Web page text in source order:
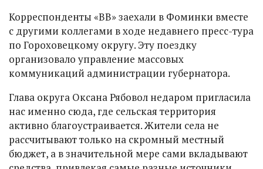
Корреспонденты «ВВ» заехали в Фоминки вместе
с другими коллегами в ходе недавнего пресс-тура
по Гороховецкому округу. Эту поездку
организовало управление массовых
коммуникаций администрации губернатора.
Глава округа Оксана Рябовол недаром пригласила
нас именно сюда, где сельская территория
активно благоустраивается. Жители села не
рассчитывают только на скромный местный
бюджет, а в значительной мере сами вкладывают